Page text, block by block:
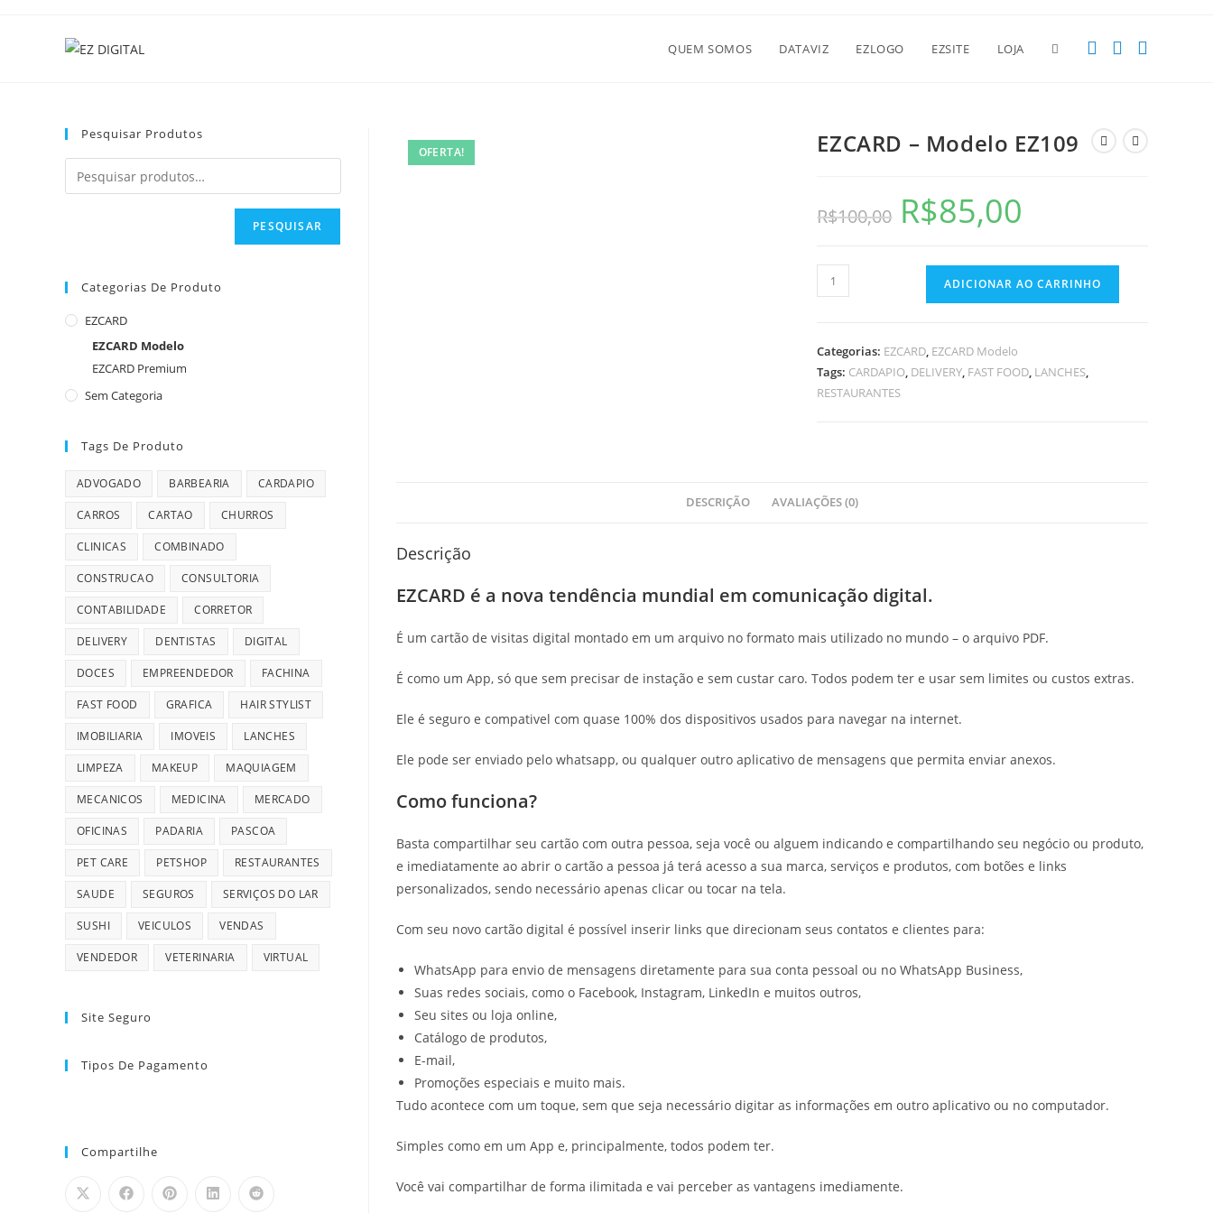
QUEM SOMOS DATAVIZ EZLOGO EZSITE LOJA Alternar
OFERTA! EZCARD – Modelo EZ109
R$100,00
O
preço
original
R$85,00
EZCARD
-
quantidade
ADICIONAR AO CARRINHO
Categorias: EZCARD, EZCARD Modelo
Tags: CARDAPIO, DELIVERY, FAST FOOD, LANCHES,
RESTAURANTES
DESCRIÇÃO AVALIAÇÕES (0)
Descrição
EZCARD é a nova tendência mundial em comunicação digital.
É um cartão de visitas digital montado em um arquivo no formato mais utilizado no mundo – o arquivo PDF.
É como um App, só que sem precisar de instação e sem custar caro. Todos podem ter e usar sem limites ou custos extras.
Ele é seguro e compativel com quase 100% dos dispositivos usados para navegar na internet.
Ele pode ser enviado pelo whatsapp, ou qualquer outro aplicativo de mensagens que permita enviar anexos.
Como funciona?
Basta compartilhar seu cartão com outra pessoa, seja você ou alguem indicando e compartilhando seu negócio ou produto,
e imediatamente ao abrir o cartão a pessoa já terá acesso a sua marca, serviços e produtos, com botões e links
personalizados, sendo necessário apenas clicar ou tocar na tela.
Com seu novo cartão digital é possível inserir links que direcionam seus contatos e clientes para:
WhatsApp para envio de mensagens diretamente para sua conta pessoal ou no WhatsApp Business,
Suas redes sociais, como o Facebook, Instagram, LinkedIn e muitos outros,
Seu sites ou loja online,
Catálogo de produtos,
E-mail,
Promoções especiais e muito mais.
Tudo acontece com um toque, sem que seja necessário digitar as informações em outro aplicativo ou no computador.
Simples como em um App e, principalmente, todos podem ter.
Você vai compartilhar de forma ilimitada e vai perceber as vantagens imediamente.
Pesquisar Produtos
PESQUISAR
Categorias De Produto
EZCARD
EZCARD Modelo
EZCARD Premium
Sem Categoria
Tags De Produto
ADVOGADO BARBEARIA CARDAPIO
CARROS CARTAO CHURROS
CLINICAS COMBINADO
CONSTRUCAO CONSULTORIA
CONTABILIDADE CORRETOR
DELIVERY DENTISTAS DIGITAL
DOCES EMPREENDEDOR FACHINA
FAST FOOD GRAFICA HAIR STYLIST
IMOBILIARIA IMOVEIS LANCHES
LIMPEZA MAKEUP MAQUIAGEM
MECANICOS MEDICINA MERCADO
OFICINAS PADARIA PASCOA
PET CARE PETSHOP RESTAURANTES
SAUDE SEGUROS SERVIÇOS DO LAR
SUSHI VEICULOS VENDAS
VENDEDOR VETERINARIA VIRTUAL
Site Seguro
Tipos De Pagamento
Compartilhe